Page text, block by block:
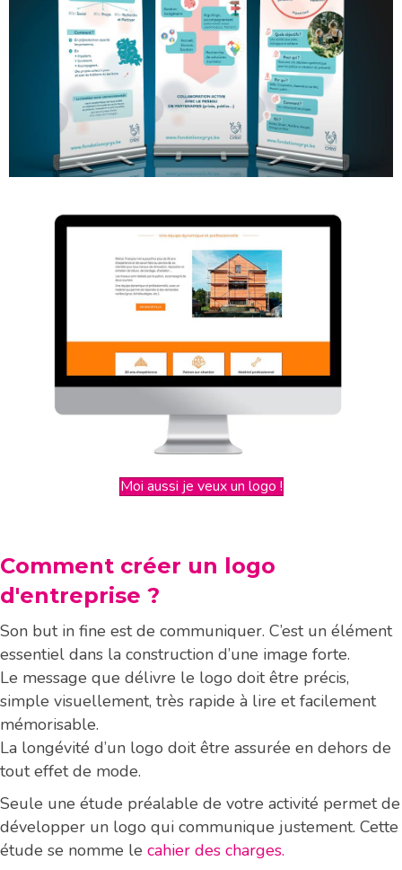
Moi aussi je veux un logo !
Comment créer un logo
d'entreprise ?
Son but in fine est de communiquer. C’est un élément
essentiel dans la construction d’une image forte.
Le message que délivre le logo doit être précis,
simple visuellement, très rapide à lire et facilement
mémorisable.
La longévité d’un logo doit être assurée en dehors de
tout effet de mode.
Seule une étude préalable de votre activité permet de
développer un logo qui communique justement. Cette
étude se nomme le cahier des charges.